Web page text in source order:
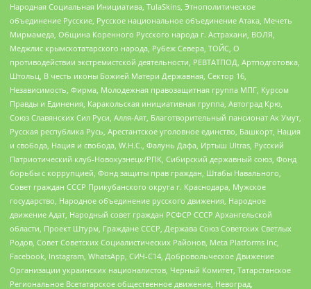
Народная Социальная Инициатива, TulaSkins, Этнополитическое
объединение Русские, Русское национальное объединение Атака, Мечеть
Мирмамеда, Община Коренного Русского народа г. Астрахани, ВОЛЯ,
Меджлис крымскотатарского народа, Рубеж Севера, ТОЙС, О
противодействии экстремистской деятельности, РЕВТАТПОД, Артподготовка,
Штольц, В честь иконы Божией Матери Державная, Сектор 16,
Независимость, Фирма, Молодежная правозащитная группа МПГ, Курсом
Правды и Единения, Каракольская инициативная группа, Автоград Крю,
Союз Славянских Сил Руси, Алля-Аят, Благотворительный пансионат Ак Умут,
Русская республика Русь, Арестантское уголовное единство, Башкорт, Нация
и свобода, Нация и свобода, W.H.С., Фалунь Дафа, Иртыш Ultras, Русский
Патриотический клуб-Новокузнецк/РПК, Сибирский державный союз, Фонд
борьбы с коррупцией, Фонд защиты прав граждан, Штабы Навального,
Совет граждан СССР Прикубанского округа г. Краснодара, Мужское
государство, Народное объединение русского движения, Народное
движение Адат, Народный совет граждан РСФСР СССР Архангельской
области, Проект Штурм, Граждане СССР, Держава Союз Советских Светлых
Родов, Совет Советских Социалистических Районов, Meta Platforms Inc,
Facebook, Instagram, WhatsApp, СИЧ-С14, Добровольческое Движение
Организации украинских националистов, Черный Комитет, Татарстанское
Региональное Всетатарское общественное движение, Невоград,